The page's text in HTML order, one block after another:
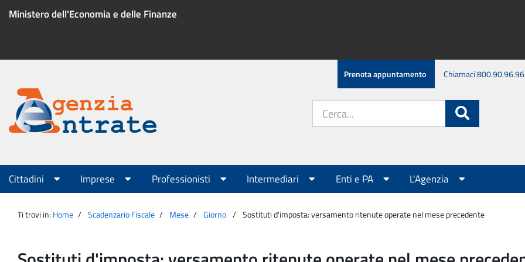
Ministero dell'Economia e delle Finanze
Menu
servizio
Prenota appuntamento Chiamaci 800.90.96.96
Agenzia
Entrate
sito:
Menu
principale
Cittadini Imprese Professionisti Intermediari Enti e PA L'Agenzia
Ti trovi in: Home Scadenzario Fiscale Mese Giorno Sostituti d'imposta: versamento ritenute operate nel mese precedente